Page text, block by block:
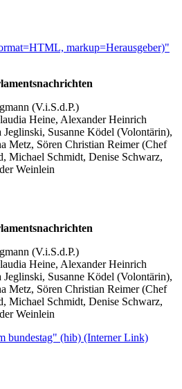
markup=Herausgeber)"
(V.i.S.d.P.)
Heine, Alexander Heinrich
Jeglinski, Susanne Ködel (Volontärin),
Metz, Sören Christian Reimer (Chef
Michael Schmidt, Denise Schwarz,
Weinlein
(V.i.S.d.P.)
Heine, Alexander Heinrich
Jeglinski, Susanne Ködel (Volontärin),
Metz, Sören Christian Reimer (Chef
Michael Schmidt, Denise Schwarz,
Weinlein
bundestag" (hib) (Interner Link)